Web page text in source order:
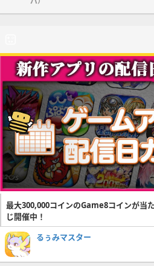
最大300,000コインのGame8コインが当
じ開催中！
るぅみマスター